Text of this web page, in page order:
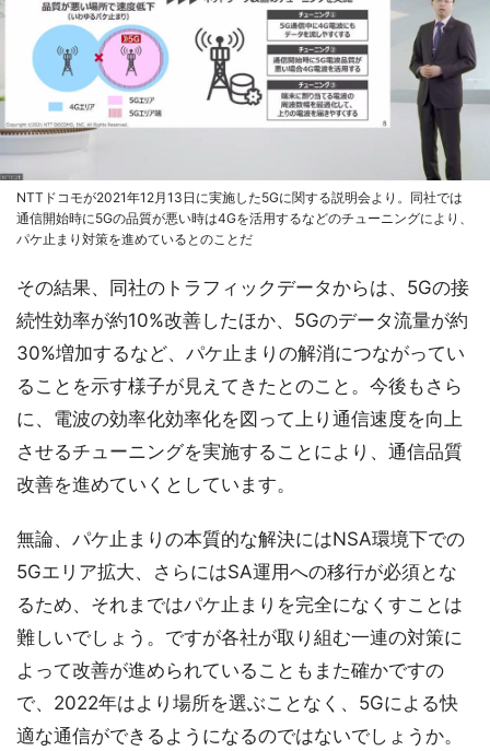
NTTドコモが2021年12月13日に実施した5Gに関する説明会より。同社では
通信開始時に5Gの品質が悪い時は4Gを活用するなどのチューニングにより、
パケ止まり対策を進めているとのことだ
その結果、同社のトラフィックデータからは、5Gの接
続性効率が約10%改善したほか、5Gのデータ流量が約
30%増加するなど、パケ止まりの解消につながってい
ることを示す様子が見えてきたとのこと。今後もさら
に、電波の効率化効率化を図って上り通信速度を向上
させるチューニングを実施することにより、通信品質
改善を進めていくとしています。
無論、パケ止まりの本質的な解決にはNSA環境下での
5Gエリア拡大、さらにはSA運用への移行が必須とな
るため、それまではパケ止まりを完全になくすことは
難しいでしょう。ですが各社が取り組む一連の対策に
よって改善が進められていることもまた確かですの
で、2022年はより場所を選ぶことなく、5Gによる快
適な通信ができるようになるのではないでしょうか。